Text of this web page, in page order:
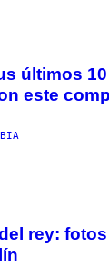
últimos
este
rey: